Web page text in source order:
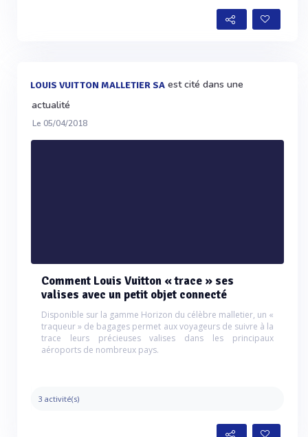
LOUIS VUITTON MALLETIER SA est cité dans une
actualité
Le 05/04/2018
Comment Louis Vuitton « trace » ses
valises avec un petit objet connecté
Disponible sur la gamme Horizon du célèbre malletier, un «
traqueur » de bagages permet aux voyageurs de suivre à la
trace leurs précieuses valises dans les principaux
aéroports de nombreux pays.
3 activité(s)